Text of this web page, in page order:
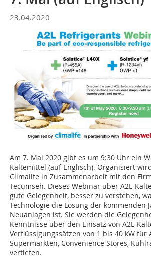
23.04.2020
Am 7. Mai 2020 gibt es um 9:30 Uhr ein
Kältemittel (auf Englisch). Organisiert
Climalife in Zusammenarbeit mit den
Tecumseh. Dieses Webinar über A2L-
gute Gelegenheit, besser zu verstehen,
Technologie die Lösung der kommenden
Neuanlagen ist. Sie werden die
Kenntnisse über den Einsatz von A2L-
Verflüssigungssätzen von 1 bis 40 kW für
Supermärkten, Convenience Stores,
vertiefen.